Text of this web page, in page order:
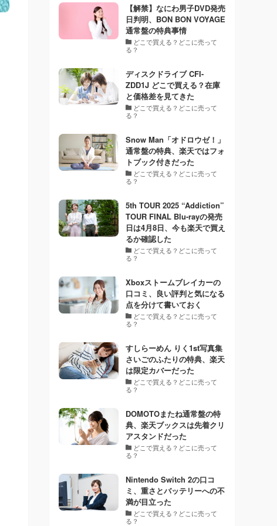
【解禁】なにわ男子DVD発売
日判明、BON BON VOYAGE
通常盤の特典事情
どこで買える？どこに売って
る？
ディスクドライブ CFI-
ZDD1J どこで買える？在庫
と価格差を見てきた
どこで買える？どこに売って
る？
Snow Man「オドロウゼ！」
通常盤の特典、楽天ではフォ
トブック付きだった
どこで買える？どこに売って
る？
5th TOUR 2025 “Addiction”
TOUR FINAL Blu-rayの発売
日は4月8日、今も楽天で買え
るか確認した
どこで買える？どこに売って
る？
Xboxストームブレイカーの
口コミ、良い評判と気になる
点を分けて書いておく
どこで買える？どこに売って
る？
すしらーめん りく1st写真集
さいごのふたりの特典、楽天
は限定カバーだった
どこで買える？どこに売って
る？
DOMOTOまたね通常盤の特
典、楽天ブックスは先着クリ
アスタンドだった
どこで買える？どこに売って
る？
Nintendo Switch 2の口コ
ミ、重さとバッテリーへの不
満が目立った
どこで買える？どこに売って
る？